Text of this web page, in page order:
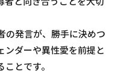
の発言が、勝手に決めつ
ンダーや異性愛を前提と
とです。